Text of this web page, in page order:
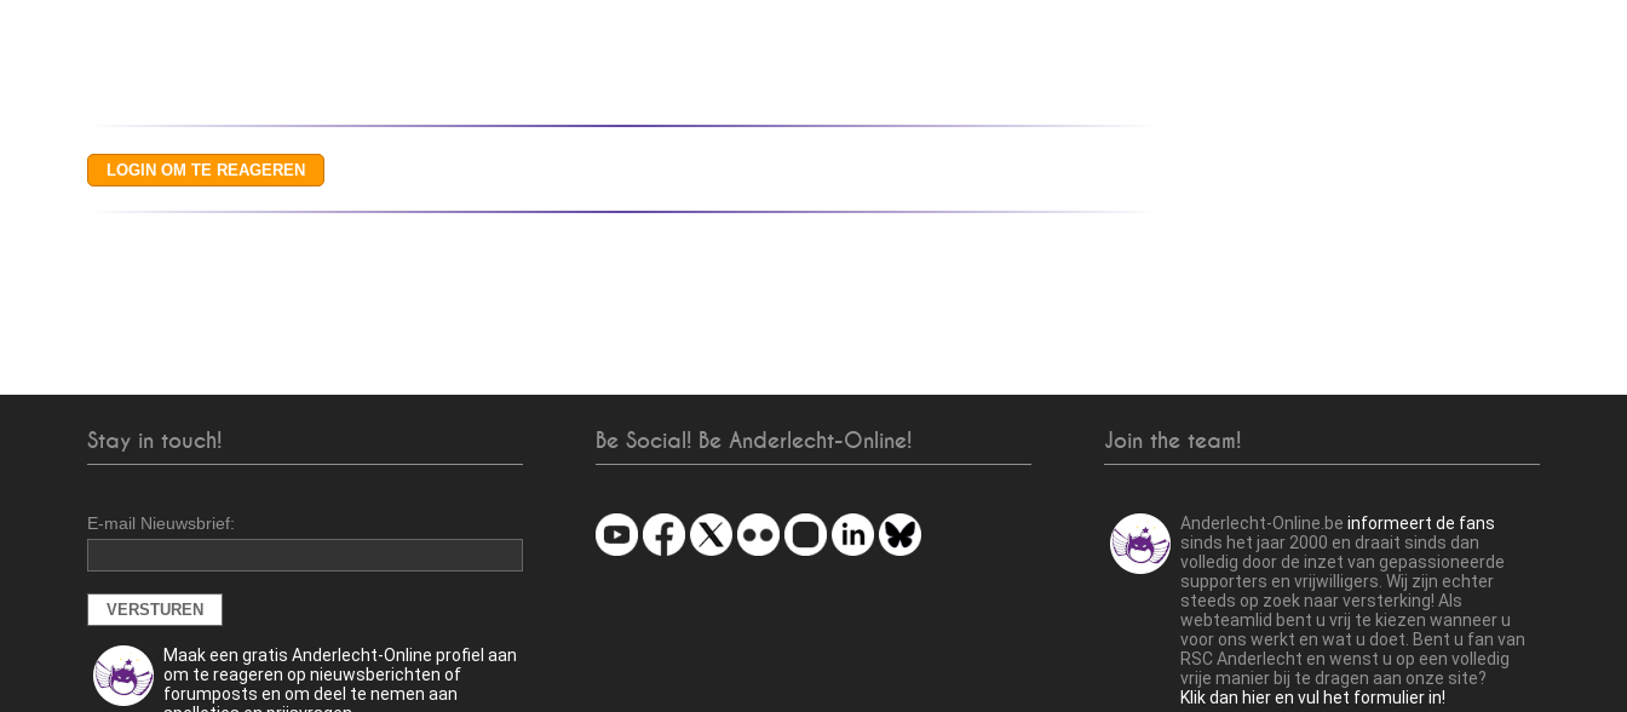
Stay in touch!
E-mail Nieuwsbrief:
Maak een gratis Anderlecht-Online profiel aan
om te reageren op nieuwsberichten of
forumposts en om deel te nemen aan
Be Social! Be Anderlecht-Online! Join the team!
Anderlecht-Online.be informeert de fans
sinds het jaar 2000 en draait sinds dan
volledig door de inzet van gepassioneerde
supporters en vrijwilligers. Wij zijn echter
steeds op zoek naar versterking! Als
webteamlid bent u vrij te kiezen wanneer u
voor ons werkt en wat u doet. Bent u fan van
RSC Anderlecht en wenst u op een volledig
vrije manier bij te dragen aan onze site?
Klik dan hier en vul het formulier in!